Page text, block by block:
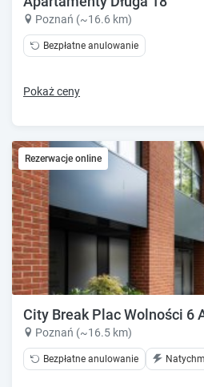
Poznań (~16.6 km)
Bezpłatne anulowanie
Pokaż ceny
Rezerwacje online
City Break Plac Wolności 6
Poznań (~16.5 km)
Bezpłatne anulowanie